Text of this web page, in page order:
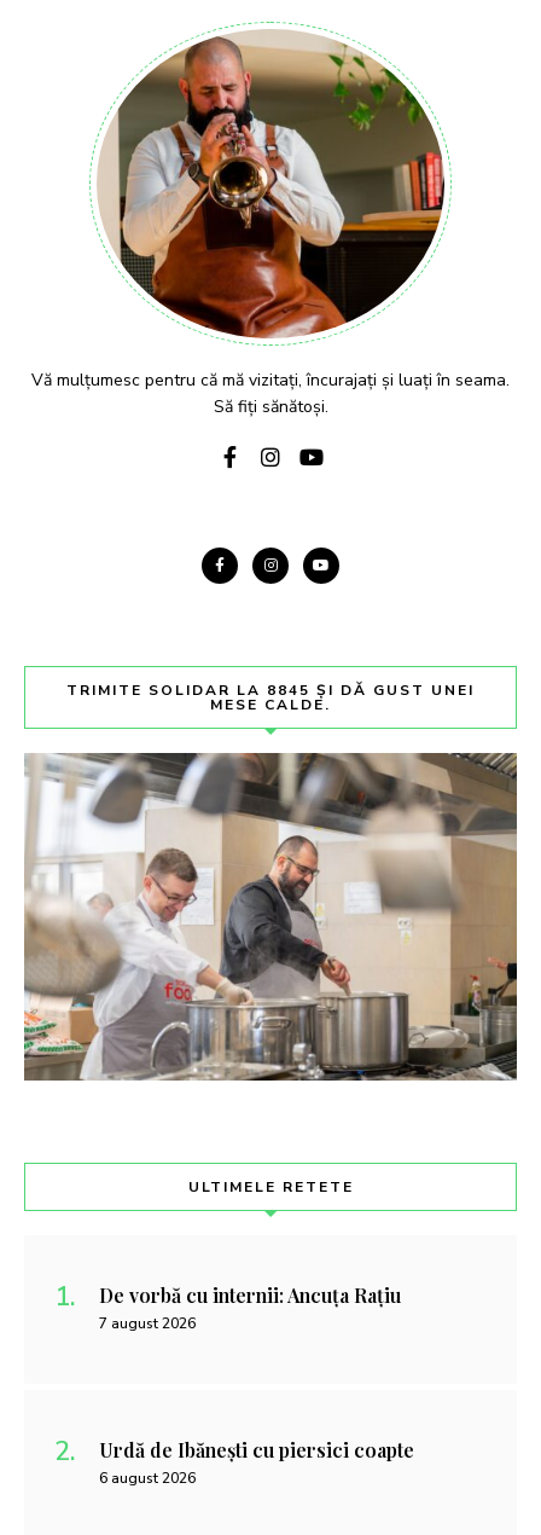
Vă mulțumesc pentru că mă vizitați, încurajați și luați în seama.
Să fiți sănătoși.
TRIMITE SOLIDAR LA 8845 ȘI DĂ GUST UNEI
MESE CALDE.
ULTIMELE RETETE
De vorbă cu internii: Ancuța Rațiu
7 august 2026
Urdă de Ibănești cu piersici coapte
6 august 2026